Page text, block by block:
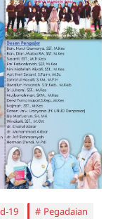
19
Pegadaian